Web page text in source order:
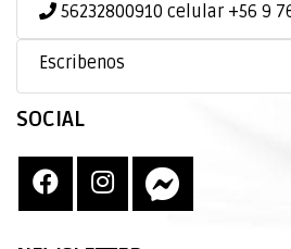
56232800910 celular +56 9
Escribenos
SOCIAL